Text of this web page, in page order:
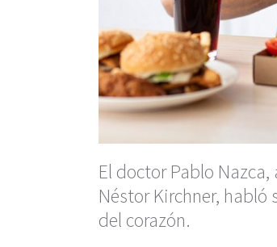
El doctor Pablo
Néstor Kirchner,
del corazón.